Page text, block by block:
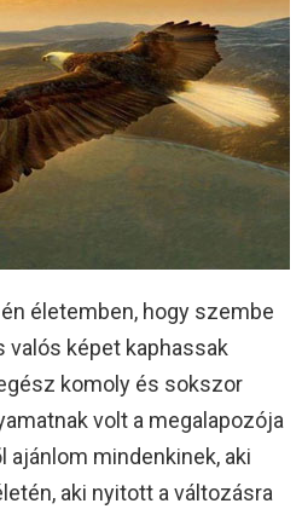
életemben, hogy szembe
valós képet kaphassak
komoly és sokszor
volt a megalapozója
ajánlom mindenkinek, aki
aki nyitott a változásra